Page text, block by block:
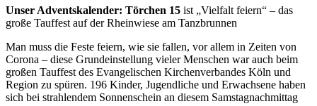
Unser Adventskalender: Törchen 15 ist „Vielfalt feiern“ – das
große Tauffest auf der Rheinwiese am Tanzbrunnen
Man muss die Feste feiern, wie sie fallen, vor allem in Zeiten von
Corona – diese Grundeinstellung vieler Menschen war auch beim
großen Tauffest des Evangelischen Kirchenverbandes Köln und
Region zu spüren. 196 Kinder, Jugendliche und Erwachsene haben
sich bei strahlendem Sonnenschein an diesem Samstagnachmittag